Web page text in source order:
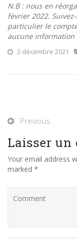
N.B : nous en
février 2022.
particulier le
aucune information
2 décembre 2021
Previous
Laisser un
Your email address
marked *